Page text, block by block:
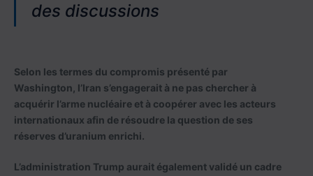
des discussions
Selon les termes du compromis présenté par
Washington, l’Iran s’engagerait à ne pas chercher à
acquérir l’arme nucléaire et à coopérer avec les acteurs
internationaux afin de résoudre la question de ses
réserves d’uranium enrichi.
L’administration Trump aurait également validé un cadre